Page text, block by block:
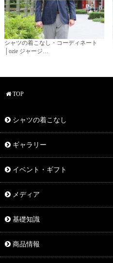
シャツの着こなし・コーディネート
│ozie ジャージ…
TOP
シャツの着こなし
ギャラリー
イベント・ギフト
メディア
基礎知識
商品情報